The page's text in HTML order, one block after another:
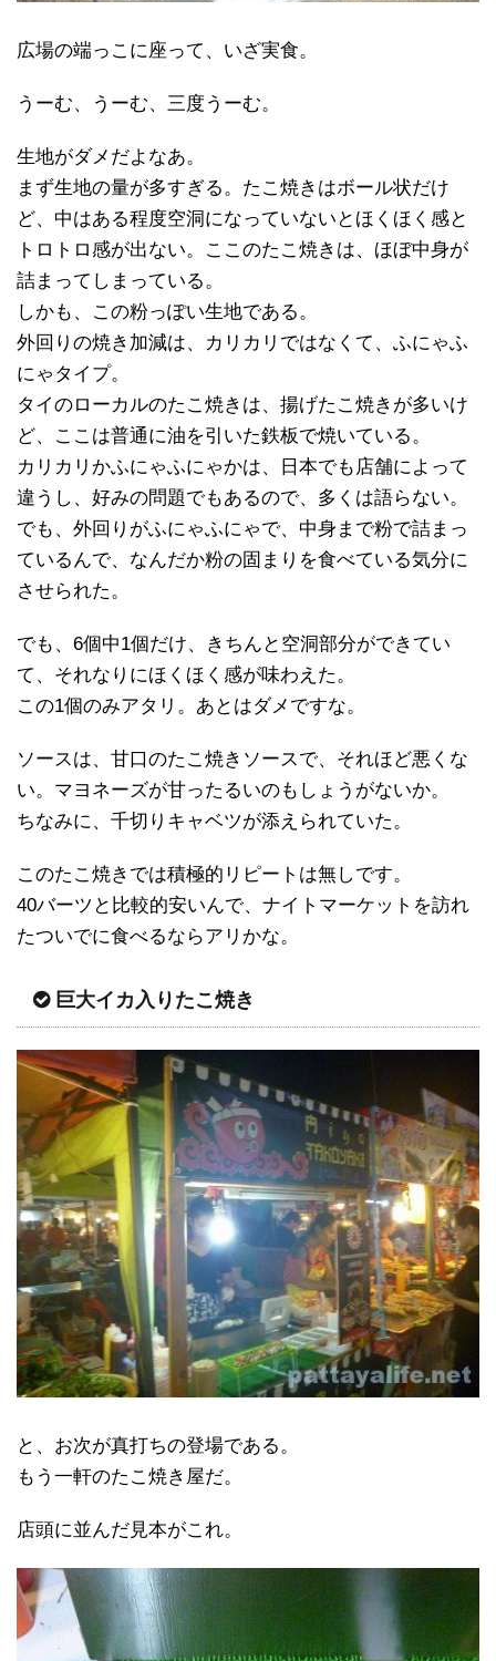
広場の端っこに座って、いざ実食。
うーむ、うーむ、三度うーむ。
生地がダメだよなあ。
まず生地の量が多すぎる。たこ焼きはボール状だけ
ど、中はある程度空洞になっていないとほくほく感と
トロトロ感が出ない。ここのたこ焼きは、ほぼ中身が
詰まってしまっている。
しかも、この粉っぽい生地である。
外回りの焼き加減は、カリカリではなくて、ふにゃふ
にゃタイプ。
タイのローカルのたこ焼きは、揚げたこ焼きが多いけ
ど、ここは普通に油を引いた鉄板で焼いている。
カリカリかふにゃふにゃかは、日本でも店舗によって
違うし、好みの問題でもあるので、多くは語らない。
でも、外回りがふにゃふにゃで、中身まで粉で詰まっ
ているんで、なんだか粉の固まりを食べている気分に
させられた。
でも、6個中1個だけ、きちんと空洞部分ができてい
て、それなりにほくほく感が味わえた。
この1個のみアタリ。あとはダメですな。
ソースは、甘口のたこ焼きソースで、それほど悪くな
い。マヨネーズが甘ったるいのもしょうがないか。
ちなみに、千切りキャベツが添えられていた。
このたこ焼きでは積極的リピートは無しです。
40バーツと比較的安いんで、ナイトマーケットを訪れ
たついでに食べるならアリかな。
巨大イカ入りたこ焼き
と、お次が真打ちの登場である。
もう一軒のたこ焼き屋だ。
店頭に並んだ見本がこれ。